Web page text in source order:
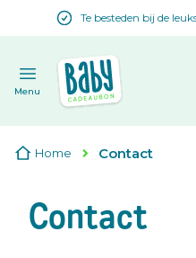
Te besteden bij de
Menu
Home Contact
Contact